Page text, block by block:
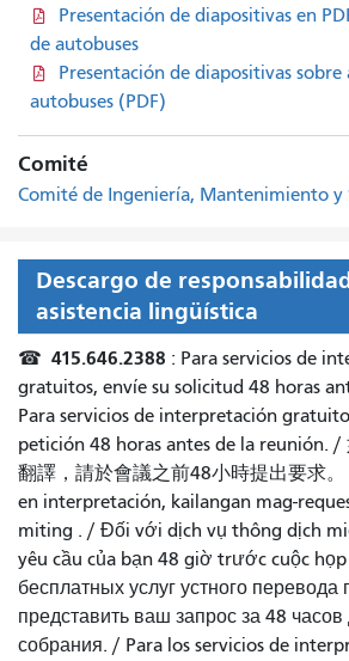
Presentación de diapositivas en
de autobuses
Presentación de diapositivas sobre
autobuses (PDF)
Comité
Comité de Ingeniería, Mantenimiento y
Descargo de
asistencia lingüística
☎ 415.646.2388 : Para servicios de
gratuitos, envíe su solicitud 48 horas
Para servicios de interpretación
petición 48 horas antes de la reunión. /
翻譯，請於會議之前48小時提出要求
en interpretación, kailangan mag-
miting . / Đối với dịch vụ thông dịch
yêu cầu của bạn 48 giờ trước cuộc họp
бесплатных услуг устного перевода
представить ваш запрос за 48 часов
собрания. / Para los servicios de